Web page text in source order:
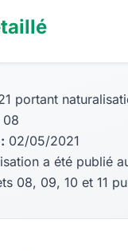
portant
08
02/05/2021
a été publié
08, 09, 10 et 11